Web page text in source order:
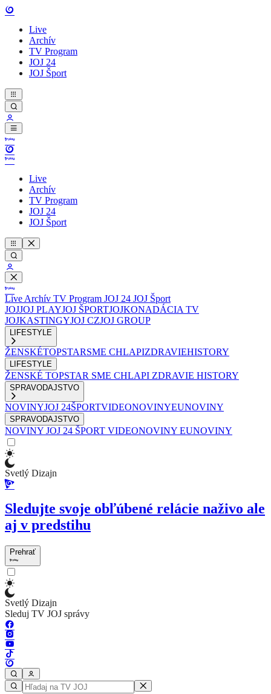
Live
Archív
TV Program
JOJ 24
JOJ Šport
Live
Archív
TV Program
JOJ 24
JOJ Šport
Live Archív TV Program JOJ 24 JOJ Šport
JOJJOJ PLAYJOJ ŠPORTJOJKONADÁCIA TV
JOJKASTINGYJOJ CZJOJ GROUP
LIFESTYLE
ŽENSKÉTOPSTARSME CHLAPIZDRAVIEHISTORY
LIFESTYLE
ŽENSKÉ TOPSTAR SME CHLAPI ZDRAVIE HISTORY
SPRAVODAJSTVO
NOVINYJOJ 24ŠPORTVIDEONOVINYEUNOVINY
SPRAVODAJSTVO
NOVINY JOJ 24 ŠPORT VIDEONOVINY EUNOVINY
Svetlý Dizajn
Sledujte svoje obľúbené relácie naživo ale
aj v predstihu
Prehrať
Svetlý Dizajn
Sleduj TV JOJ správy